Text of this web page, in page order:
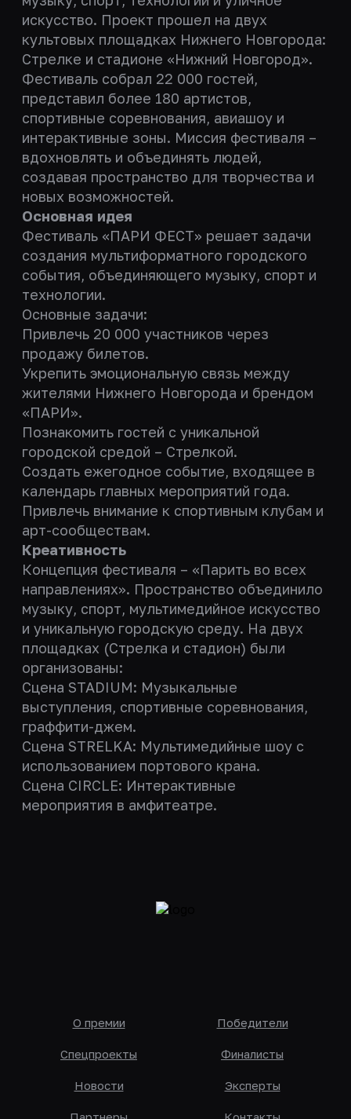
искусство. Проект прошел на двух
культовых площадках Нижнего Новгорода:
Стрелке и стадионе «Нижний Новгород».
Фестиваль собрал 22 000 гостей,
представил более 180 артистов,
спортивные соревнования, авиашоу и
интерактивные зоны. Миссия фестиваля –
вдохновлять и объединять людей,
создавая пространство для творчества и
новых возможностей.
Основная идея
Фестиваль «ПАРИ ФЕСТ» решает задачи
создания мультиформатного городского
события, объединяющего музыку, спорт и
технологии.
Основные задачи:
Привлечь 20 000 участников через
продажу билетов.
Укрепить эмоциональную связь между
жителями Нижнего Новгорода и брендом
«ПАРИ».
Познакомить гостей с уникальной
городской средой – Стрелкой.
Создать ежегодное событие, входящее в
календарь главных мероприятий года.
Привлечь внимание к спортивным клубам и
арт-сообществам.
Креативность
Концепция фестиваля – «Парить во всех
направлениях». Пространство объединило
музыку, спорт, мультимедийное искусство
и уникальную городскую среду. На двух
площадках (Стрелка и стадион) были
организованы:
Сцена STADIUM: Музыкальные
выступления, спортивные соревнования,
граффити-джем.
Сцена STRELKA: Мультимедийные шоу с
использованием портового крана.
Сцена CIRCLE: Интерактивные
мероприятия в амфитеатре.
О премии
Спецпроекты
Новости
Победители
Финалисты
Эксперты